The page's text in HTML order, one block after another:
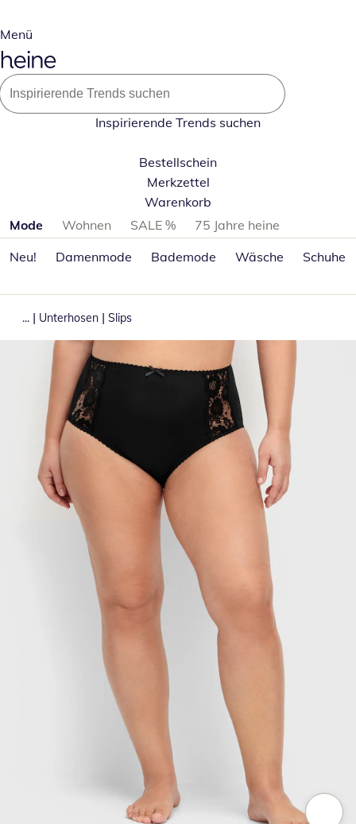
Menü
Inspirierende Trends suchen
Bestellschein
Merkzettel
Warenkorb
Produktkategorien überspringen
Mode Wohnen SALE %
75 Jahre heine
Neu!
Damenmode Bademode Wäsche Schuhe
... | Unterhosen | Slips